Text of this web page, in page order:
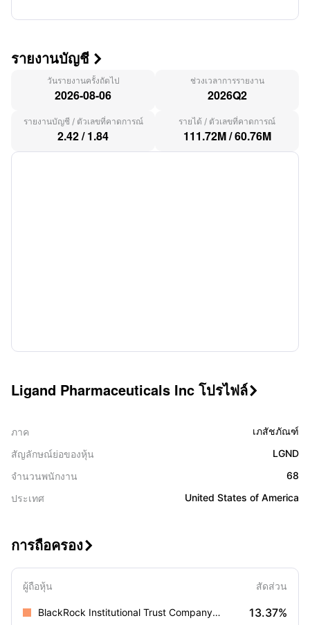
รายงานบัญชี 
วันรายงานครั้งถัดไป
2026-08-06
ช่วงเวลาการรายงาน
2026Q2
รายงานบัญชี/ ตัวเลขที่คาดการณ์
2.42/ 1.84
รายได้ / ตัวเลขที่คาดการณ์
111.72M/60.76M
Ligand Pharmaceuticals Inc โปรไฟล์
ภาค
เภสัชภัณฑ์
สัญลักษณ์ย่อของหุ้น
LGND
จำนวนพนักงาน
68
ประเทศ
United States of America
การถือครอง
ผู้ถือหุ้น สัดส่วน
BlackRock Institutional Trust Company, N.A. 13.37%